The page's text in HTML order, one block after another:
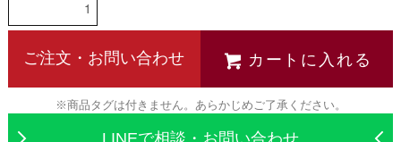
ご注文・お問い合わせ カートに入れる
※商品タグは付きません。あらかじめご了承ください。
LINEで相談・お問い合わせ